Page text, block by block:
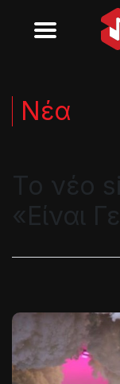
Νέα
Το νέο
«Είναι